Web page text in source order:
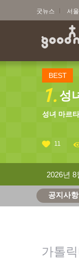
굿뉴스 서
BEST
1. 성
성녀 마르
11
2026년 8
공지사항
가톨